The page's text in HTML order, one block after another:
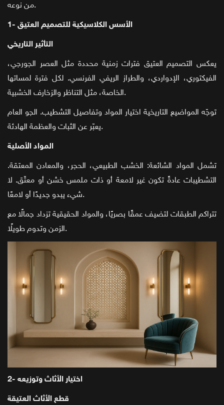
من نوعه.
1- الأسس الكلاسيكية للتصميم العتيق
التأثير التاريخي
يعكس التصميم العتيق فترات زمنية محددة مثل العصر الجورجي،
الفيكتوري، الإدواردي، والطراز الريفي الفرنسي. لكل فترة لمساتها
الخاصة، مثل التناظر والزخارف الخشبية.
توجّه المواضيع التاريخية اختيار المواد وتفاصيل التشطيب. الجو العام
يعبّر عن الثبات والعظمة الهادئة.
المواد الأصلية
تشمل المواد الشائعة: الخشب الطبيعي، الحجر، والمعادن المعتقة.
التشطيبات عادةً تكون غير لامعة أو ذات ملمس خشن أو معتّق. لا
شيء يبدو جديدًا أو لامعًا.
تتراكم الطبقات لتضيف عمقًا بصريًا، والمواد الحقيقية تزداد جمالًا مع
الزمن وتدوم طويلًا.
2- اختيار الأثاث وتوزيعه
قطع الأثاث العتيقة